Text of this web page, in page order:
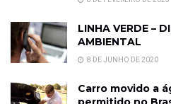
LINHA VERDE –
AMBIENTAL
8 DE JUNHO DE 2020
Carro movido a